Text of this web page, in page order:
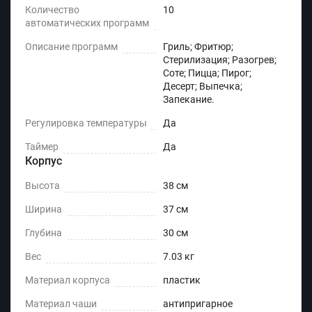
Количество
автоматических программ
10
Описание программ
Гриль; Фритюр;
Стерилизация; Разогрев;
Соте; Пицца; Пирог;
Десерт; Выпечка;
Запекание.
Регулировка температуры Да
Таймер Да
Корпус
Высота 38 см
Ширина 37 см
Глубина 30 см
Вес 7.03 кг
Материал корпуса пластик
Материал чаши антипригарное